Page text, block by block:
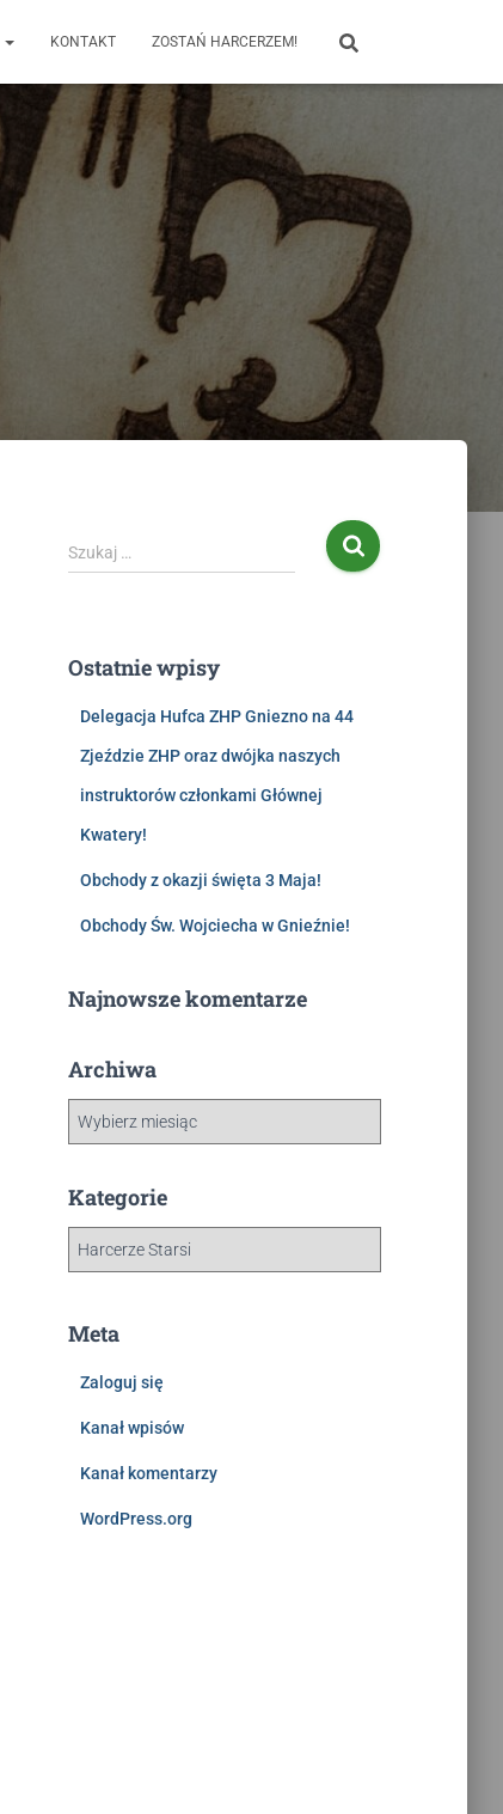
KONTAKT ZOSTAŃ HARCERZEM!
Szukaj …
Ostatnie wpisy
Delegacja Hufca ZHP Gniezno na 44
Zjeździe ZHP oraz dwójka naszych
instruktorów członkami Głównej
Kwatery!
Obchody z okazji święta 3 Maja!
Obchody Św. Wojciecha w Gnieźnie!
Najnowsze komentarze
Archiwa
Kategorie
Meta
Zaloguj się
Kanał wpisów
Kanał komentarzy
WordPress.org